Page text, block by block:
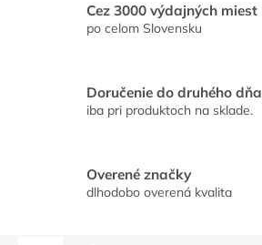
Cez 3000 výdajných miest
po celom Slovensku
Doručenie do druhého dňa
iba pri produktoch na sklade.
Overené značky
dlhodobo overená kvalita